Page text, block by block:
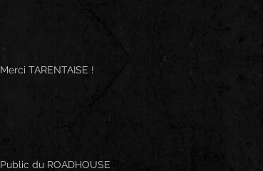
Merci TARENTAISE !
Public du ROADHOUSE